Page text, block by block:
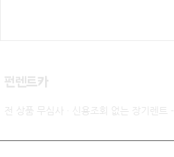
​펀렌트카
전 상품 무심사 · 신용조회 없는 장기렌트 -